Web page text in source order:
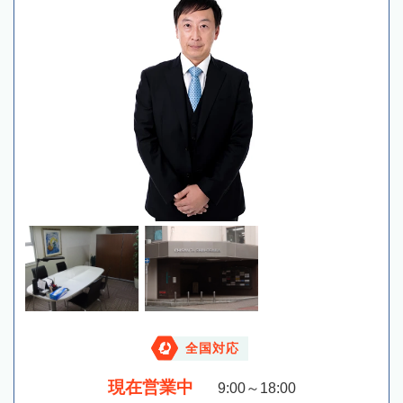
全国対応
現在営業中 9:00～18:00